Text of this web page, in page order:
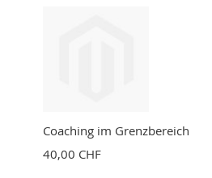
Coaching im Grenzbereich
40,00 CHF